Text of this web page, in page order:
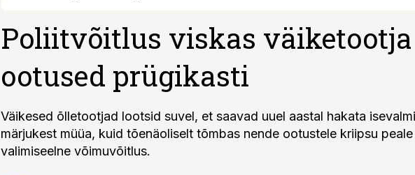
Poliitvõitlus viskas väiketootja
ootused prügikasti
Väikesed õlletootjad lootsid suvel, et saavad uuel aastal hakata
märjukest müüa, kuid tõenäoliselt tõmbas nende ootustele kriipsu peale
valimiseelne võimuvõitlus.